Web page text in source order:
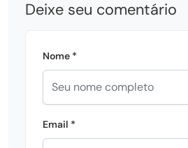
Deixe seu comentário
Nome *
Email *